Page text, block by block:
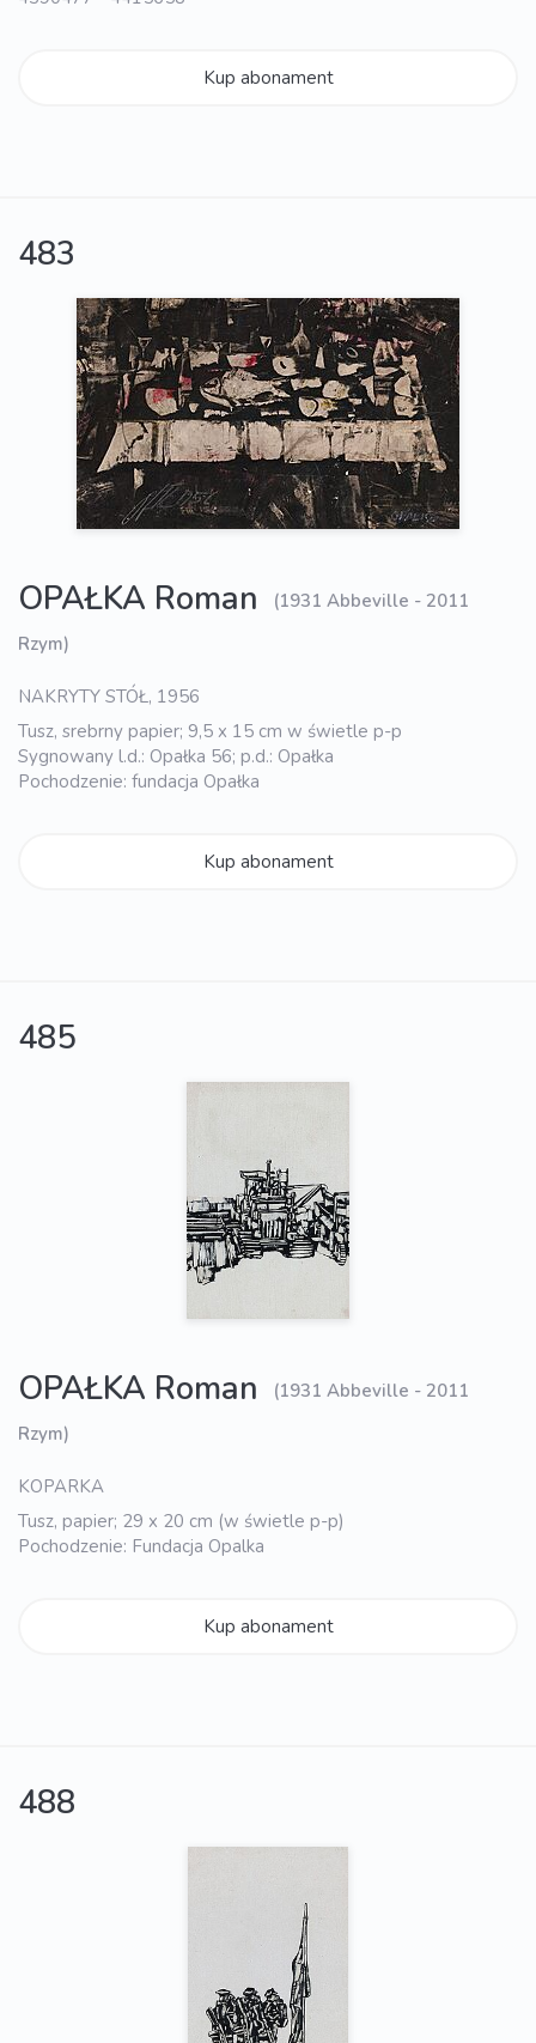
Kup abonament
483
OPAŁKA Roman
(1931 Abbeville - 2011
Rzym)
NAKRYTY STÓŁ, 1956
Tusz, srebrny papier; 9,5 x 15 cm w świetle p-p
Sygnowany l.d.: Opałka 56; p.d.: Opałka
Pochodzenie: fundacja Opałka
Kup abonament
485
OPAŁKA Roman
(1931 Abbeville - 2011
Rzym)
KOPARKA
Tusz, papier; 29 x 20 cm (w świetle p-p)
Pochodzenie: Fundacja Opalka
Kup abonament
488